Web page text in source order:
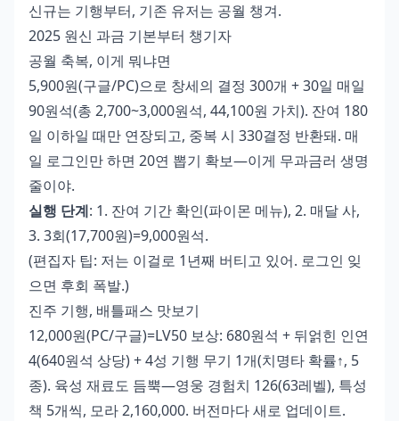
신규는 기행부터, 기존 유저는 공월 챙겨.
2025 원신 과금 기본부터 챙기자
공월 축복, 이게 뭐냐면
5,900원(구글/PC)으로 창세의 결정 300개 + 30일 매일
90원석(총 2,700~3,000원석, 44,100원 가치). 잔여 180
일 이하일 때만 연장되고, 중복 시 330결정 반환돼. 매
일 로그인만 하면 20연 뽑기 확보—이게 무과금러 생명
줄이야.
실행 단계: 1. 잔여 기간 확인(파이몬 메뉴), 2. 매달 사,
3. 3회(17,700원)=9,000원석.
(편집자 팁: 저는 이걸로 1년째 버티고 있어. 로그인 잊
으면 후회 폭발.)
진주 기행, 배틀패스 맛보기
12,000원(PC/구글)=LV50 보상: 680원석 + 뒤얽힌 인연
4(640원석 상당) + 4성 기행 무기 1개(치명타 확률↑, 5
종). 육성 재료도 듬뿍—영웅 경험치 126(63레벨), 특성
책 5개씩, 모라 2,160,000. 버전마다 새로 업데이트.